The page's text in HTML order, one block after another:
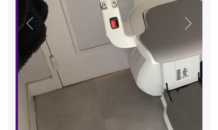
Précédent Suivant